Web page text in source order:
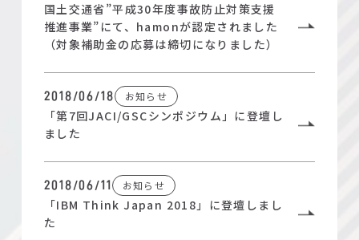
国土交通省”平成30年度事故防止対策支援
推進事業”にて、hamonが認定されました
（対象補助金の応募は締切になりました）
2018/06/18 お知らせ
「第7回JACI/GSCシンポジウム」に登壇し
ました
2018/06/11 お知らせ
「IBM Think Japan 2018」に登壇しまし
た